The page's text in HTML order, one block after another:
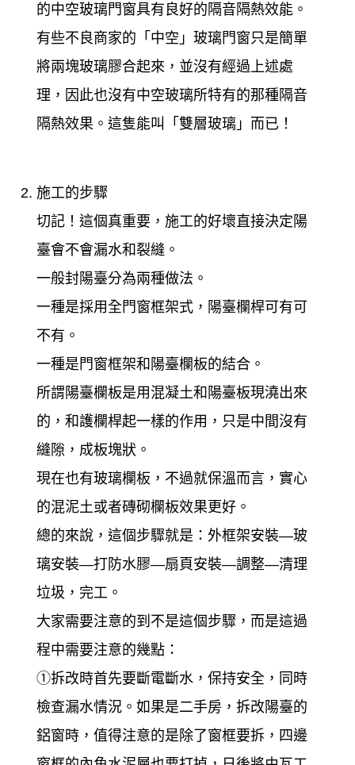
的中空玻璃門窗具有良好的隔音隔熱效能。
有些不良商家的「中空」玻璃門窗只是簡單
將兩塊玻璃膠合起來，並沒有經過上述處
理，因此也沒有中空玻璃所特有的那種隔音
隔熱效果。這隻能叫「雙層玻璃」而已！
施工的步驟
切記！這個真重要，施工的好壞直接決定陽
臺會不會漏水和裂縫。
一般封陽臺分為兩種做法。
一種是採用全門窗框架式，陽臺欄桿可有可
不有。
一種是門窗框架和陽臺欄板的結合。
所謂陽臺欄板是用混凝土和陽臺板現澆出來
的，和護欄桿起一樣的作用，只是中間沒有
縫隙，成板塊狀。
現在也有玻璃欄板，不過就保溫而言，實心
的混泥土或者磚砌欄板效果更好。
總的來說，這個步驟就是：外框架安裝—玻
璃安裝—打防水膠—扇頁安裝—調整—清理
垃圾，完工。
大家需要注意的到不是這個步驟，而是這過
程中需要注意的幾點：
①拆改時首先要斷電斷水，保持安全，同時
檢查漏水情況。如果是二手房，拆改陽臺的
鋁窗時，值得注意的是除了窗框要拆，四邊